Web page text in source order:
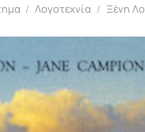
/ Λογοτεχνία / Ξένη